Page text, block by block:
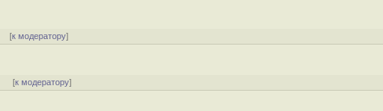
[к модератору]
[к модератору]